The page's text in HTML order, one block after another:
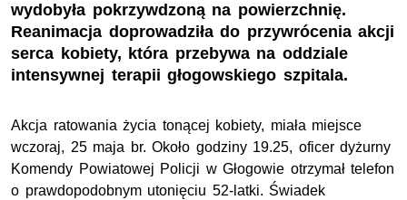
wydobyła pokrzywdzoną na powierzchnię.
Reanimacja doprowadziła do przywrócenia akcji
serca kobiety, która przebywa na oddziale
intensywnej terapii głogowskiego szpitala.
Akcja ratowania życia tonącej kobiety, miała miejsce
wczoraj, 25 maja br. Około godziny 19.25, oficer dyżurny
Komendy Powiatowej Policji w Głogowie otrzymał telefon
o prawdopodobnym utonięciu 52-latki. Świadek